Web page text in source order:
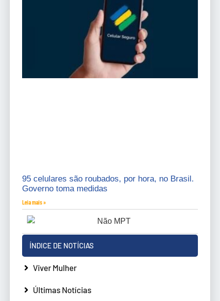
95 celulares são roubados, por hora, no Brasil.
Governo toma medidas
Leia mais »
ÍNDICE DE NOTÍCIAS
Viver Mulher
Últimas Notícias